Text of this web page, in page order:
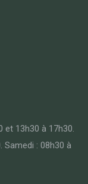
et 13h30 à 17h30.
Samedi : 08h30 à